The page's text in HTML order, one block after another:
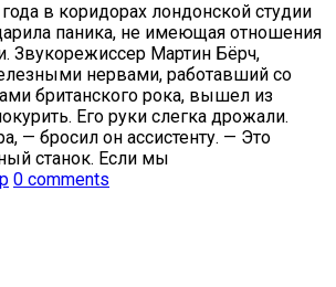
в коридорах лондонской студии
паника, не имеющая отношения
Звукорежиссер Мартин Бёрч,
нервами, работавший со
британского рока, вышел из
Его руки слегка дрожали.
— бросил он ассистенту. — Это
станок. Если мы
0 comments